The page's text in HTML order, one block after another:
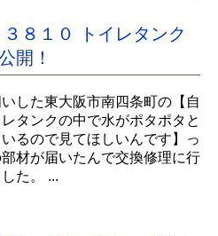
３８１０ トイレタンク
開！
した東大阪市南四条町の【自
タンクの中で水がポタポタと
るので見てほしいんです】っ
材が届いたんで交換修理に行
た。 ...